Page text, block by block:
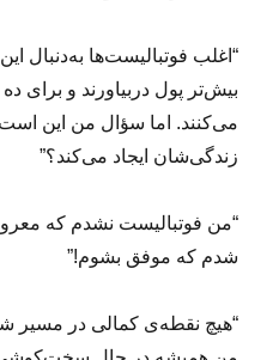
“اغلب فوتبالیست‌ها به‌دنبال
بیش‌تر پول دربیاورند و برای
می‌کنند. اما سؤال من این
زندگی‌شان ایجاد می‌کند؟”
“من فوتبالیست نشدم که
شدم که موفق بشوم!”
“هیچ نقطه‌ی کمالی در مسیر